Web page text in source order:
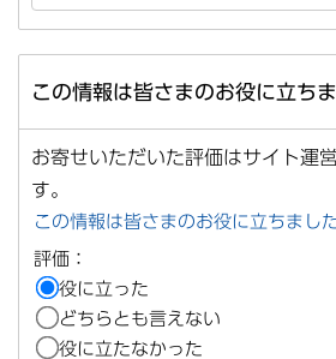
この情報は皆さまのお役に立ち
お寄せいただいた評価はサイト運
す。
この情報は皆さまのお役に立ちまし
評価：
役に立った
どちらとも言えない
役に立たなかった